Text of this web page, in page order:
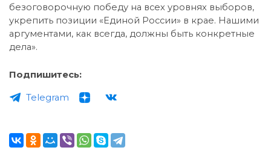
безоговорочную победу на всех уровнях выборов,
укрепить позиции «Единой России» в крае. Нашими
аргументами, как всегда, должны быть конкретные
дела».
Подпишитесь:
Telegram